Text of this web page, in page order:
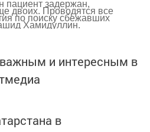
пациент задержан,
двоих. Проводятся все
по поиску сбежавших
Хамидуллин.
и интересным в
в